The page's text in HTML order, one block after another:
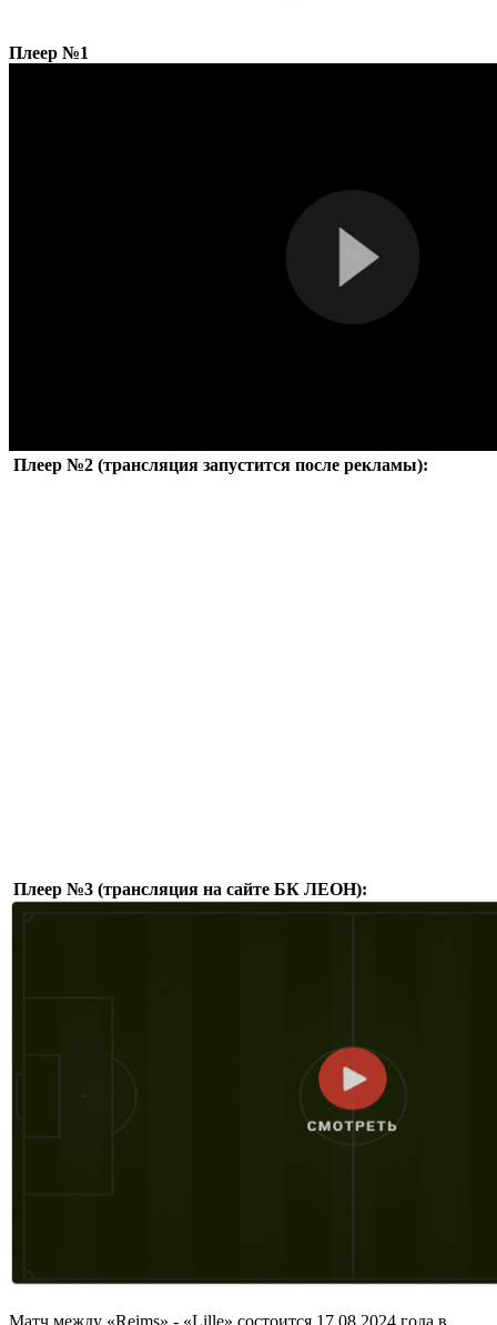
Плеер №1
Плеер №2 (трансляция запустится после рекламы):
Плеер №3 (трансляция на сайте БК ЛЕОН):